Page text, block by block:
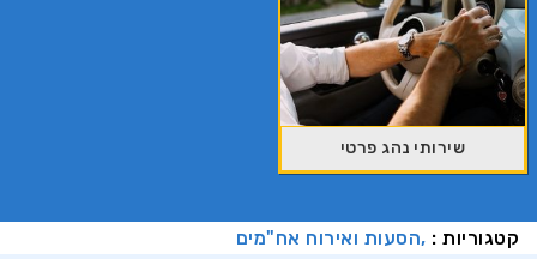
שירותי נהג פרטי
קטגוריות : הסעות ואירוח אח"מים